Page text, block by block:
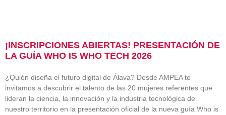
¡INSCRIPCIONES ABIERTAS! PRESENTACIÓN DE
LA GUÍA WHO IS WHO TECH 2026
¿Quién diseña el futuro digital de Álava? Desde AMPEA te
invitamos a descubrir el talento de las 20 mujeres referentes que
lideran la ciencia, la innovación y la industria tecnológica de
nuestro territorio en la presentación oficial de la nueva guía Who is